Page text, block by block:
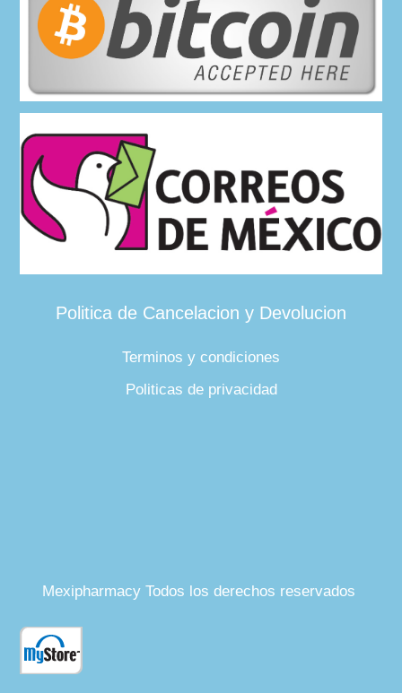
Politica de Cancelacion y Devolucion
Terminos y condiciones
Politicas de privacidad
Mexipharmacy Todos los derechos reservados